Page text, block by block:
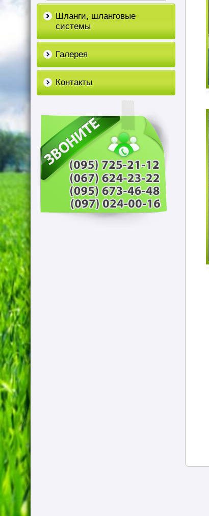
Шланги, шланговые
системы
Галерея
Контакты